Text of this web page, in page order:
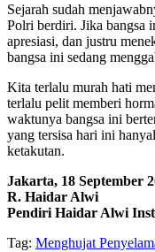
Sejarah sudah
Polri berdiri. Jika bangsa
apresiasi, dan justru
bangsa ini sedang
Kita terlalu murah hati
terlalu pelit memberi
waktunya bangsa ini
yang tersisa hari ini
ketakutan.
Jakarta, 18 September
R. Haidar Alwi
Pendiri Haidar Alwi
Tag: Menghujat